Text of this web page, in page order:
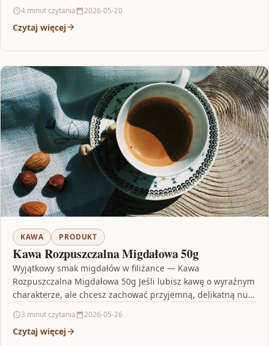
4 minut czytania 2026-05-20
Czytaj więcej
KAWA PRODUKT
Kawa Rozpuszczalna Migdałowa 50g
Wyjątkowy smak migdałów w filiżance — Kawa
Rozpuszczalna Migdałowa 50g Jeśli lubisz kawę o wyraźnym
charakterze, ale chcesz zachować przyjemną, delikatną nutę
3 minut czytania 2026-05-26
Czytaj więcej